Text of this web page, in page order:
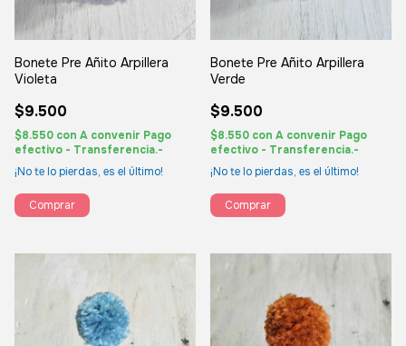
Bonete Pre Añito Arpillera
Violeta
$9.500
$8.550 con A convenir Pago
efectivo - Transferencia.-
¡No te lo pierdas, es el último!
Comprar
Bonete Pre Añito Arpillera
Verde
$9.500
$8.550 con A convenir Pago
efectivo - Transferencia.-
¡No te lo pierdas, es el último!
Comprar